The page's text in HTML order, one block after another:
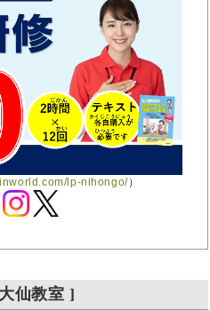
lp-nihongo/）
仙教室 ]